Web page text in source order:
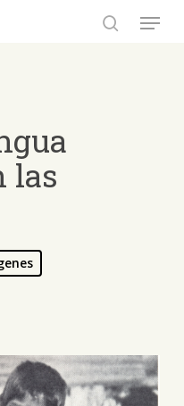
Menu
las